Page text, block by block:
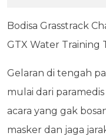
Bodisa Grasstrack
GTX Water Training
Gelaran di tengah
mulai dari
acara yang gak
masker dan jaga